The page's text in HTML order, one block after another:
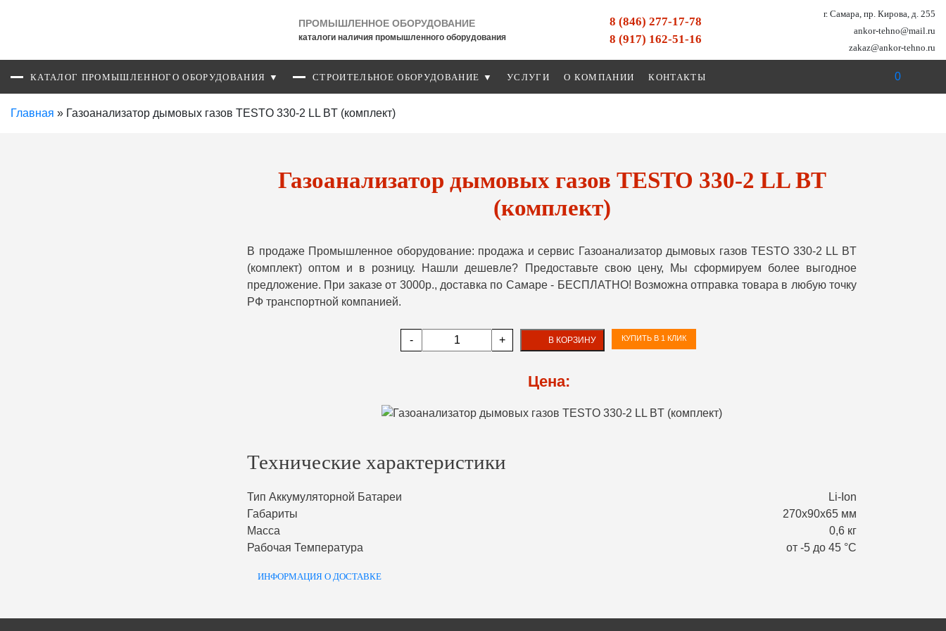
ПРОМЫШЛЕННОЕ ОБОРУДОВАНИЕ
каталоги наличия промышленного оборудования
8 (846) 277-17-78
8 (917) 162-51-16
г. Самара, пр. Кирова, д. 255
ankor-tehno@mail.ru
zakaz@ankor-tehno.ru
КАТАЛОГ ПРОМЫШЛЕННОГО ОБОРУДОВАНИЯ ▼ СТРОИТЕЛЬНОЕ ОБОРУДОВАНИЕ ▼ УСЛУГИ О КОМПАНИИ КОНТАКТЫ 0
Главная » Газоанализатор дымовых газов TESTO 330-2 LL BT (комплект)
Газоанализатор дымовых газов TESTO 330-2 LL BT
(комплект)
В продаже Промышленное оборудование: продажа и сервис Газоанализатор дымовых газов TESTO 330-2 LL BT
(комплект) оптом и в розницу. Нашли дешевле? Предоставьте свою цену, Мы сформируем более выгодное
предложение. При заказе от 3000р., доставка по Самаре - БЕСПЛАТНО! Возможна отправка товара в любую точку
РФ транспортной компанией.
- + В КОРЗИНУ КУПИТЬ В 1 КЛИК
Цена:
Технические характеристики
Тип Аккумуляторной Батареи
Li-Ion
Габариты
270х90х65 мм
Масса
0,6 кг
Рабочая Температура
от -5 до 45 °С
ИНФОРМАЦИЯ О ДОСТАВКЕ